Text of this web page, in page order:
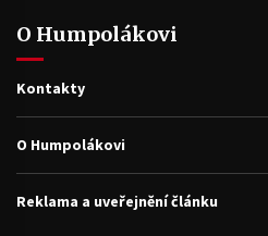
O Humpolákovi
Kontakty
O Humpolákovi
Reklama a uveřejnění článku